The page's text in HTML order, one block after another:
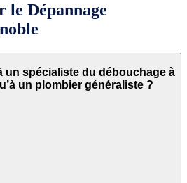
le Dépannage
un spécialiste du débouchage à
un plombier généraliste ?